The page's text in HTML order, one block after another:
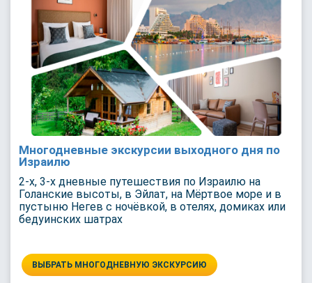
Многодневные экскурсии выходного дня по
Израилю
2-х, 3-х дневные путешествия по Израилю на
Голанские высоты, в Эйлат, на Мёртвое море и в
пустыню Негев с ночёвкой, в отелях, домиках или
бедуинских шатрах
ВЫБРАТЬ МНОГОДНЕВНУЮ ЭКСКУРСИЮ